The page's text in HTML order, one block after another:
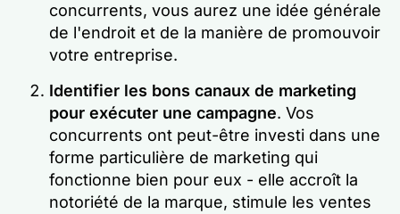
concurrents, vous aurez une idée générale
de l'endroit et de la manière de promouvoir
votre entreprise.
Identifier les bons canaux de marketing
pour exécuter une campagne. Vos
concurrents ont peut-être investi dans une
forme particulière de marketing qui
fonctionne bien pour eux - elle accroît la
notoriété de la marque, stimule les ventes